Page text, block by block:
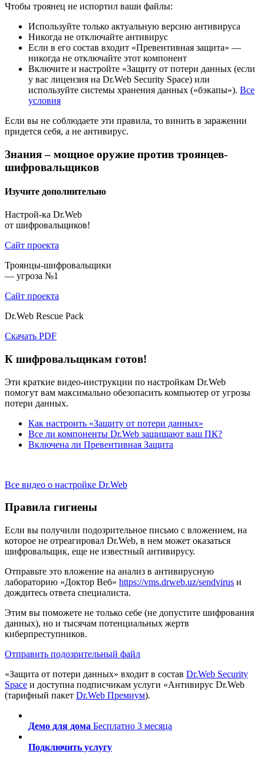
Чтобы троянец не испортил ваши файлы:
Используйте только актуальную версию антивируса
Никогда не отключайте антивирус
Если в его состав входит «Превентивная защита» —
никогда не отключайте этот компонент
Включите и настройте «Защиту от потери данных (если
у вас лицензия на Dr.Web Security Space) или
используйте системы хранения данных («бэкапы»). Все
условия
Если вы не соблюдаете эти правила, то винить в заражении
придется себя, а не антивирус.
Знания – мощное оружие против троянцев-
шифровальщиков
Изучите дополнительно
Настрой-ка Dr.Web
от шифровальщиков!
Сайт проекта
Троянцы-шифровальщики
— угроза №1
Cайт проекта
Dr.Web Rescue Pack
Скачать PDF
К шифровальщикам готов!
Эти краткие видео-инструкции по настройкам Dr.Web
помогут вам максимально обезопасить компьютер от угрозы
потери данных.
Как настроить «Защиту от потери данных»
Все ли компоненты Dr.Web защищают ваш ПК?
Включена ли Превентивная Защита
Все видео о настройке Dr.Web
Правила гигиены
Если вы получили подозрительное письмо с вложением, на
которое не отреагировал Dr.Web, в нем может оказаться
шифровальщик, еще не известный антивирусу.
Отправьте это вложение на анализ в антивирусную
лабораторию «Доктор Веб» https://vms.drweb.uz/sendvirus и
дождитесь ответа специалиста.
Этим вы поможете не только себе (не допустите шифрования
данных), но и тысячам потенциальных жертв
киберпреступников.
Отправить подозрительный файл
«Защита от потери данных» входит в состав Dr.Web Security
Space и доступна подписчикам услуги «Антивирус Dr.Web
(тарифный пакет Dr.Web Премиум).
Демо для дома Бесплатно 3 месяца
Подключить услугу